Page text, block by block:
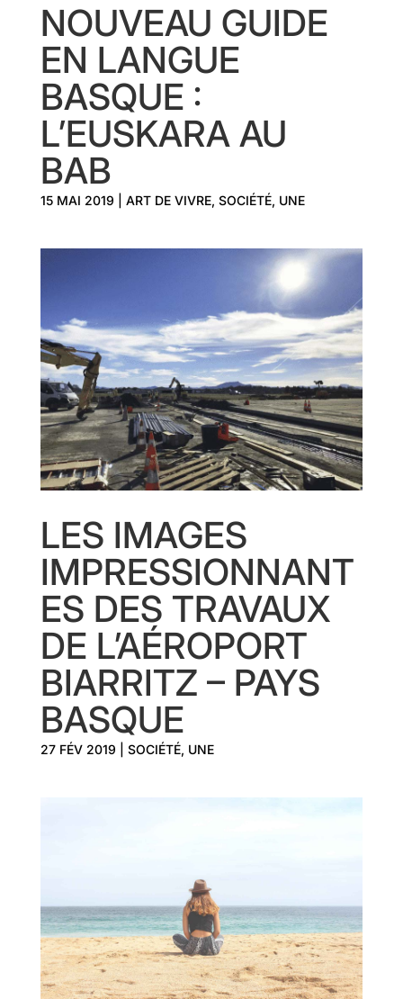
NOUVEAU GUIDE
EN LANGUE
BASQUE :
L’EUSKARA AU
BAB
15 MAI 2019 ART DE VIVRE, SOCIÉTÉ, UNE
LES IMAGES
IMPRESSIONNANT
ES DES TRAVAUX
DE L’AÉROPORT
BIARRITZ – PAYS
BASQUE
27 FÉV 2019 SOCIÉTÉ, UNE